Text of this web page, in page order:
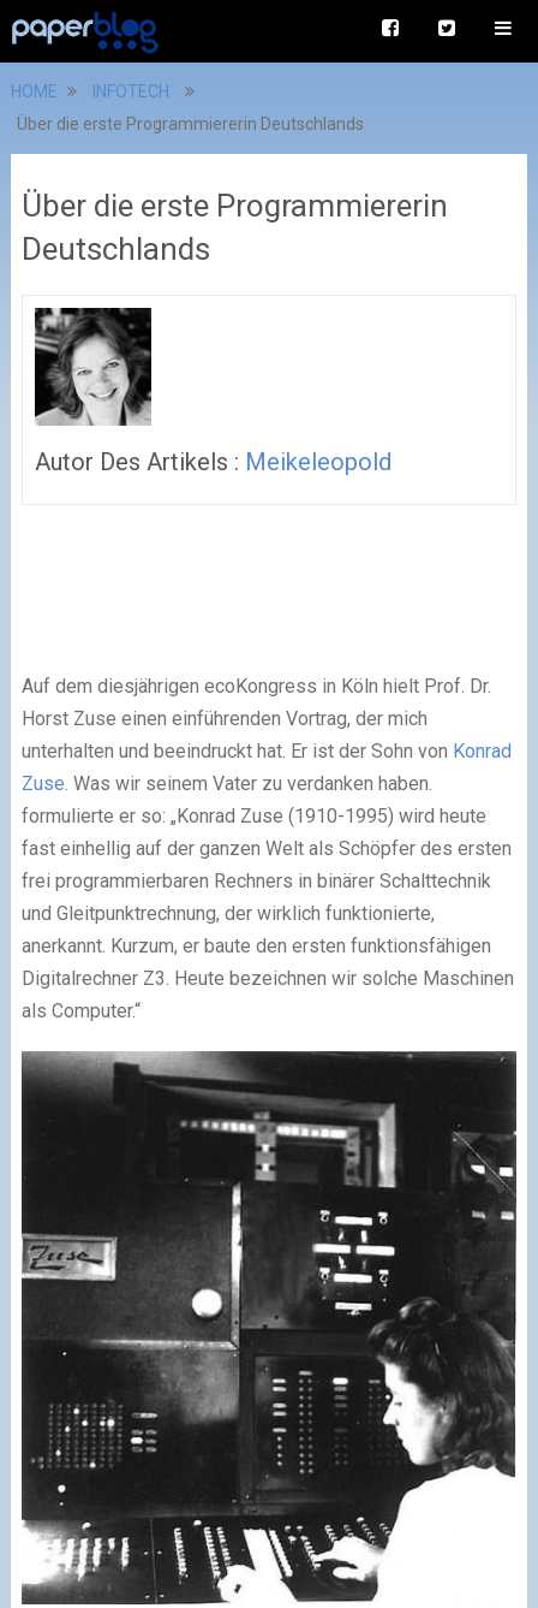
HOME
INFOTECH
Über die erste Programmiererin Deutschlands
Über die erste Programmiererin
Deutschlands
Autor Des Artikels : Meikeleopold
Auf dem diesjährigen ecoKongress in Köln hielt Prof. Dr.
Horst Zuse einen einführenden Vortrag, der mich
unterhalten und beeindruckt hat. Er ist der Sohn von Konrad
Zuse . Was wir seinem Vater zu verdanken haben.
formulierte er so: „Konrad Zuse (1910-1995) wird heute
fast einhellig auf der ganzen Welt als Schöpfer des ersten
frei programmierbaren Rechners in binärer Schalttechnik
und Gleitpunktrechnung, der wirklich funktionierte,
anerkannt. Kurzum, er baute den ersten funktionsfähigen
Digitalrechner Z3. Heute bezeichnen wir solche Maschinen
als Computer.“